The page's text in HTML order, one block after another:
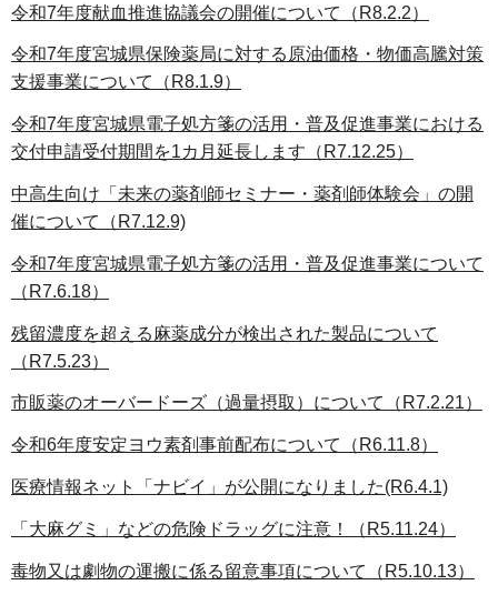
令和7年度献血推進協議会の開催について（R8.2.2）
令和7年度宮城県保険薬局に対する原油価格・物価高騰対策
支援事業について（R8.1.9）
令和7年度宮城県電子処方箋の活用・普及促進事業における
交付申請受付期間を1カ月延長します（R7.12.25）
中高生向け「未来の薬剤師セミナー・薬剤師体験会」の開
催について（R7.12.9)
令和7年度宮城県電子処方箋の活用・普及促進事業について
（R7.6.18）
残留濃度を超える麻薬成分が検出された製品について
（R7.5.23）
市販薬のオーバードーズ（過量摂取）について（R7.2.21）
令和6年度安定ヨウ素剤事前配布について（R6.11.8）
医療情報ネット「ナビイ」が公開になりました(R6.4.1)
「大麻グミ」などの危険ドラッグに注意！（R5.11.24）
毒物又は劇物の運搬に係る留意事項について（R5.10.13）